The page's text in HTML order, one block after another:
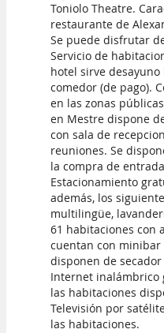
Toniolo Theatre.
restaurante de
Se puede disfrutar
Servicio de
hotel sirve
comedor (de pago).
en las zonas
en Mestre dispone
con sala de
reuniones. Se
la compra de
Estacionamiento
además, los
multilingüe,
61 habitaciones con
cuentan con minibar
disponen de secador
Internet inalámbrico
las habitaciones
Televisión por
las habitaciones.